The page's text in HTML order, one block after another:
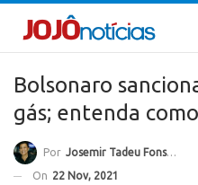
Bolsonaro
gás; entenda
Por Josemir Tadeu Fonseca
On 22 Nov, 2021